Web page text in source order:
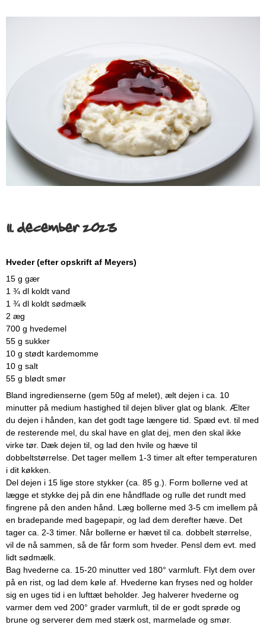
11. december 2023
Hveder (efter opskrift af Meyers)
15 g gær
1 ¾ dl koldt vand
1 ¾ dl koldt sødmælk
2 æg
700 g hvedemel
55 g sukker
10 g stødt kardemomme
10 g salt
55 g blødt smør
Bland ingredienserne (gem 50g af melet), ælt dejen i ca. 10
minutter på medium hastighed til dejen bliver glat og blank. Ælter
du dejen i hånden, kan det godt tage længere tid. Spæd evt. til med
de resterende mel, du skal have en glat dej, men den skal ikke
virke tør. Dæk dejen til, og lad den hvile og hæve til
dobbeltstørrelse. Det tager mellem 1-3 timer alt efter temperaturen
i dit køkken.
Del dejen i 15 lige store stykker (ca. 85 g.). Form bollerne ved at
lægge et stykke dej på din ene håndflade og rulle det rundt med
fingrene på den anden hånd. Læg bollerne med 3-5 cm imellem på
en bradepande med bagepapir, og lad dem derefter hæve. Det
tager ca. 2-3 timer. Når bollerne er hævet til ca. dobbelt størrelse,
vil de nå sammen, så de får form som hveder. Pensl dem evt. med
lidt sødmælk.
Bag hvederne ca. 15-20 minutter ved 180° varmluft. Flyt dem over
på en rist, og lad dem køle af. Hvederne kan fryses ned og holder
sig en uges tid i en lufttæt beholder. Jeg halverer hvederne og
varmer dem ved 200° grader varmluft, til de er godt sprøde og
brune og serverer dem med stærk ost, marmelade og smør.